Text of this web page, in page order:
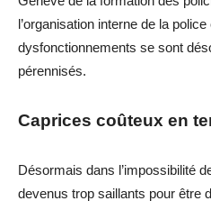
l’organisation interne de la
dysfonctionnements se sont
pérennisés.
Caprices coûteux en
Désormais dans l’impossibilité
devenus trop saillants pour être